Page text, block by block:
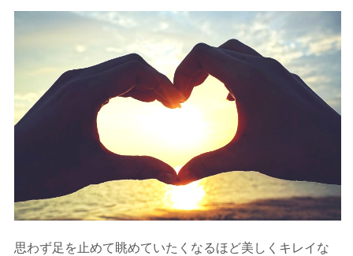
思わず足を止めて眺めていたくなるほど美しくキレイな